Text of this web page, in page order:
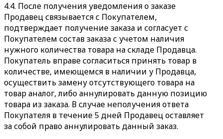
4.4. После получения уведомления о заказе
Продавец связывается с Покупателем,
подтверждает получение заказа и согласует с
Покупателем состав заказа с учетом наличия
нужного количества товара на складе Продавца.
Покупатель вправе согласиться принять товар в
количестве, имеющемся в наличии у Продавца,
осуществить замену отсутствующего товара на
товар аналог, либо аннулировать данную позицию
товара из заказа. В случае неполучения ответа
Покупателя в течение 5 дней Продавец оставляет
за собой право аннулировать данный заказ.